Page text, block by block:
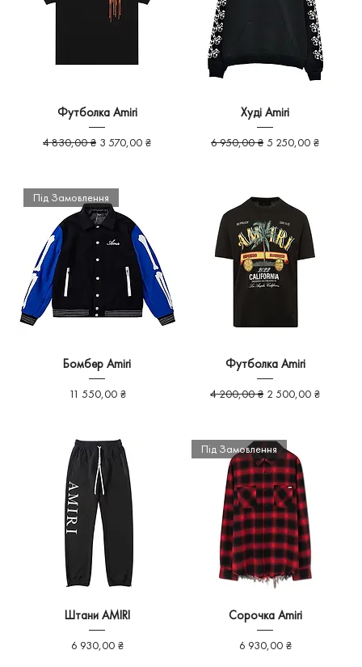
Футболка Amiri
Звичайна ціна
4 830,00 ₴ За розпродажем
3 570,00 ₴
Худі Amiri
Звичайна ціна
6 950,00 ₴ За розпродажем
5 250,00 ₴
Під Замовлення
Бомбер Amiri
Ціна
11 550,00 ₴
Футболка Amiri
Звичайна ціна
4 200,00 ₴ За розпродажем
2 500,00 ₴
Штани AMIRI
Ціна
6 930,00 ₴
Під Замовлення
Сорочка Amiri
Ціна
6 930,00 ₴